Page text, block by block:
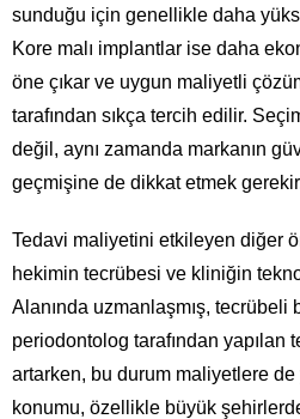
sunduğu için genellikle daha
Kore malı implantlar ise daha
öne çıkar ve uygun maliyetli
tarafından sıkça tercih edilir.
değil, aynı zamanda markanın
geçmişine de dikkat etmek
Tedavi maliyetini etkileyen diğer
hekimin tecrübesi ve kliniğin
Alanında uzmanlaşmış, tecrübeli
periodontolog tarafından yapılan
artarken, bu durum maliyetlere
konumu, özellikle büyük